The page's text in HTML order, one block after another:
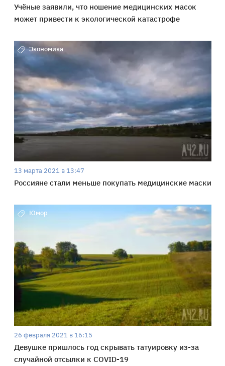
Учёные заявили, что ношение медицинских масок
может привести к экологической катастрофе
Экономика
13 марта 2021 в 13:47
Россияне стали меньше покупать медицинские маски
Юмор
26 февраля 2021 в 16:15
Девушке пришлось год скрывать татуировку из-за
случайной отсылки к COVID-19